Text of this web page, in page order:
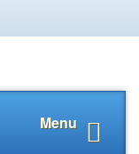
Menu